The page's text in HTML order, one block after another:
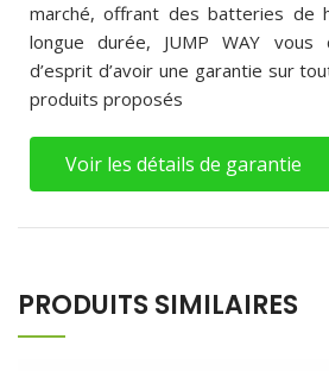
marché, offrant des batteries de
longue durée, JUMP WAY vous
d’esprit d’avoir une garantie sur
produits proposés
Voir les détails de garantie
PRODUITS SIMILAIRES